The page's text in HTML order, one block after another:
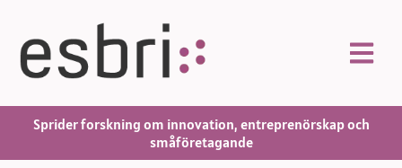
Sprider forskning om innovation, entreprenörskap och
småföretagande